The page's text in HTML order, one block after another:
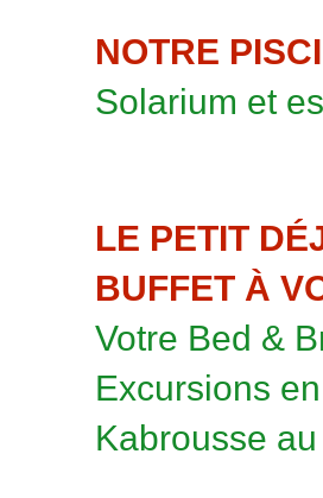
NOTRE
Solarium et
LE PETIT
BUFFET À
Votre Bed &
Excursions
Kabrousse